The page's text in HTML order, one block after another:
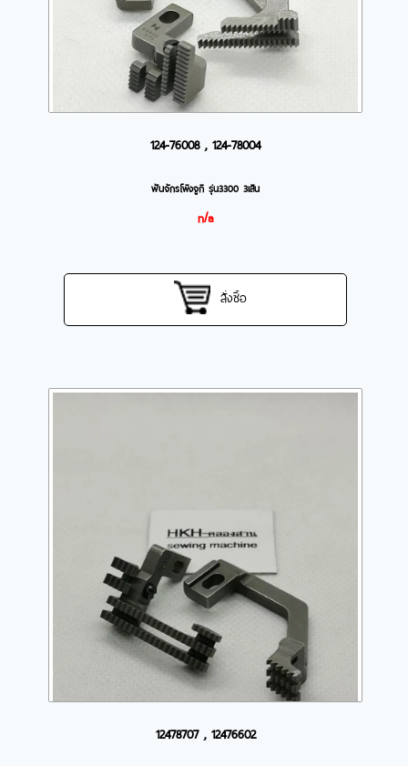
124-76008 , 124-78004
ฟันจักรโพ้งจูกิ รุ่น3300 3เส้น
n/a
สั่งซื้อ
12478707 , 12476602